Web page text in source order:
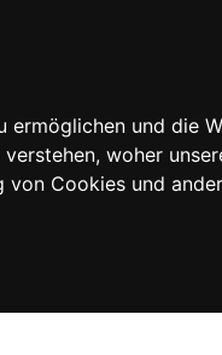
und die
woher
Cookies und